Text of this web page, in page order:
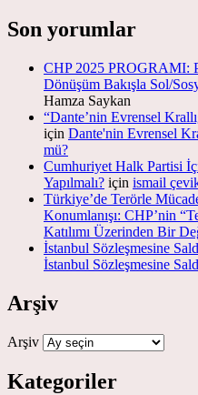
Son yorumlar
CHP 2025 PROGRAMI:
Dönüşüm Bakışla Sol/
Hamza Saykan
“Dante’nin Evrensel
için Dante'nin Evrensel
mü?
Cumhuriyet Halk Partisi
Yapılmalı? için ismail
Türkiye’de Terörle
Konumlanışı: CHP’nin
Katılımı Üzerinden Bir
İstanbul Sözleşmesine
İstanbul Sözleşmesine
Arşiv
Arşiv
Kategoriler